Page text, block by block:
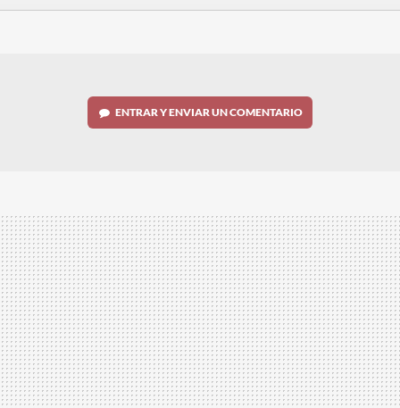
FACEBOOK
TWITTERFLIPBOARD
E-
WHATSAPP
ENTRAR Y ENVIAR UN COMENTARIO